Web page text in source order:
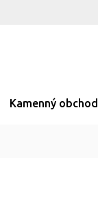
Kamenný obchod